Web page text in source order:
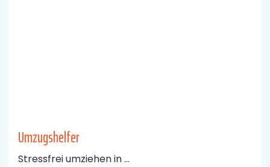
Umzugshelfer
Stressfrei umziehen in ...